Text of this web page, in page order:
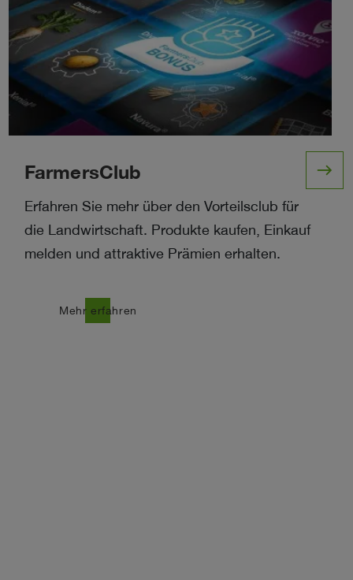
FarmersClub
Erfahren Sie mehr über den Vorteilsclub für
die Landwirtschaft. Produkte kaufen, Einkauf
melden und attraktive Prämien erhalten.
Mehr erfahren
east